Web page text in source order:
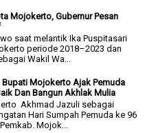
Mojokerto, Gubernur Pesan
saat melantik Ika Puspitasari
periode 2018–2023 dan
Wakil Wa...
Bupati Mojokerto Ajak Pemuda
Dan Bangun Akhlak Mulia
Akhmad Jazuli sebagai
Hari Sumpah Pemuda ke 96
Mojok...